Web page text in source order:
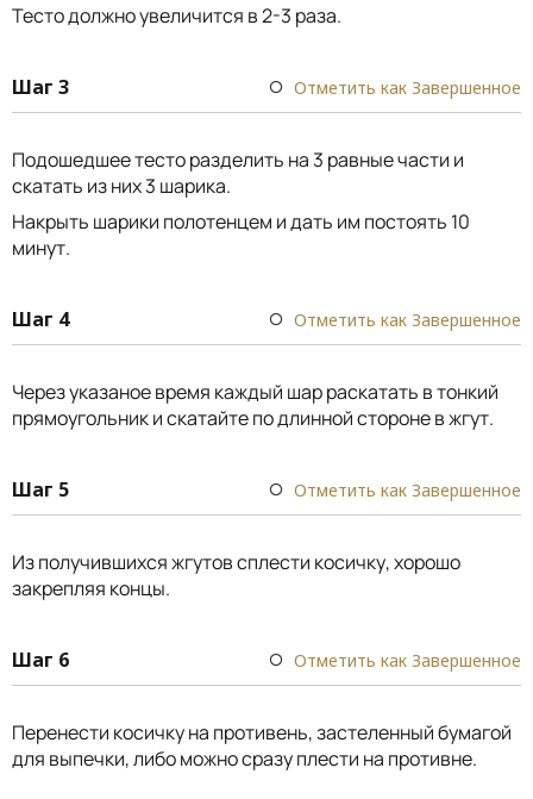
Тесто должно увеличится в 2-3 раза.
Шаг 3 Отметить как Завершенное
Подошедшее тесто разделить на 3 равные части и
скатать из них 3 шарика.
Накрыть шарики полотенцем и дать им постоять 10
минут.
Шаг 4 Отметить как Завершенное
Через указаное время каждый шар раскатать в тонкий
прямоугольник и скатайте по длинной стороне в жгут.
Шаг 5 Отметить как Завершенное
Из получившихся жгутов сплести косичку, хорошо
закрепляя концы.
Шаг 6 Отметить как Завершенное
Перенести косичку на противень, застеленный бумагой
для выпечки, либо можно сразу плести на противне.